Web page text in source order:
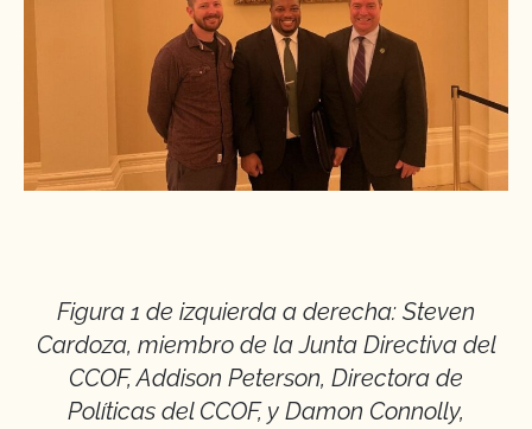
Figura 1 de izquierda a derecha: Steven
Cardoza, miembro de la Junta Directiva del
CCOF, Addison Peterson, Directora de
Políticas del CCOF, y Damon Connolly,